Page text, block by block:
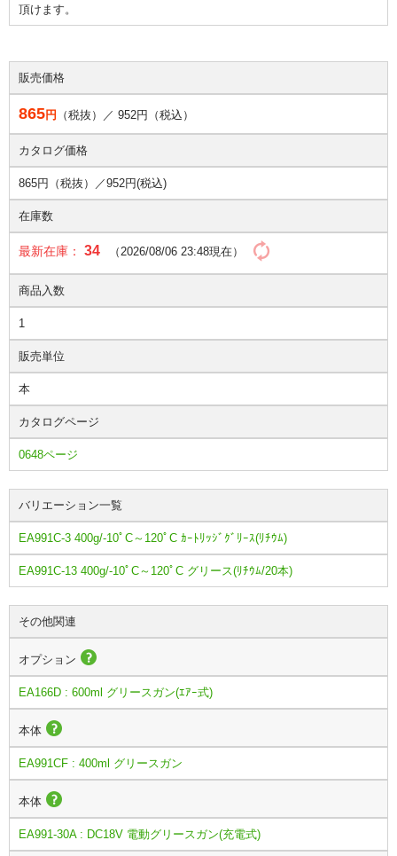
頂けます。
販売価格
865円 （税抜）／ 952円（税込）
カタログ価格
865円（税抜）／952円(税込)
在庫数
最新在庫： 34 （2026/08/06 23:48現在）
商品入数
1
販売単位
本
カタログページ
0648ページ
バリエーション一覧
EA991C-3 400g/-10ﾟC～120ﾟC ｶｰﾄﾘｯｼﾞｸﾞﾘｰｽ(ﾘﾁｳﾑ)
EA991C-13 400g/-10ﾟC～120ﾟC グリース(ﾘﾁｳﾑ/20本)
その他関連
オプション
EA166D : 600ml グリースガン(ｴｱｰ式)
本体
EA991CF : 400ml グリースガン
本体
EA991-30A : DC18V 電動グリースガン(充電式)